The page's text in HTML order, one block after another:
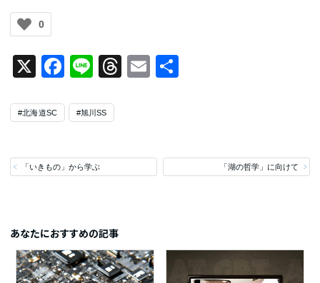
0
X Facebook
LineThreads
Email
#北海道SC #旭川SS
「いきもの」から学ぶ 「湖の哲学」に向けて
あなたにおすすめの記事